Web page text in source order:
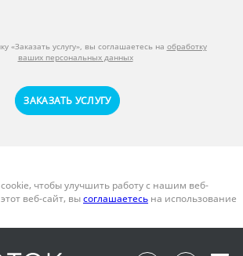
«Заказать услугу», вы соглашаетесь на обработку
ваших персональных данных
ЗАКАЗАТЬ УСЛУГУ
чтобы улучшить работу с нашим веб-
веб-сайт, высоглашаетесь на использование